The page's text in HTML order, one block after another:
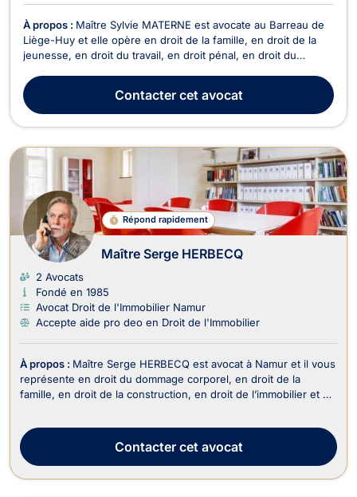
À propos : Maître Sylvie MATERNE est avocate au Barreau de
Liège-Huy et elle opère en droit de la famille, en droit de la
jeunesse, en droit du travail, en droit pénal, en droit du
d’exécution, en droit des sociétés, et en droit du crédit et de
la consommation. Maître Sylvie MATERNE ...
Contactercet avocat
Répond rapidement
Maître Serge HERBECQ
2 Avocats
Fondé en 1985
Avocat Droit de l'Immobilier Namur
Accepte aide pro deo en Droit de l'Immobilier
À propos : Maître Serge HERBECQ est avocat à Namur et il vous
représente en droit du dommage corporel, en droit de la
famille, en droit de la construction, en droit de l’immobilier et en
maladies professionnelles, d...
Contactercet avocat